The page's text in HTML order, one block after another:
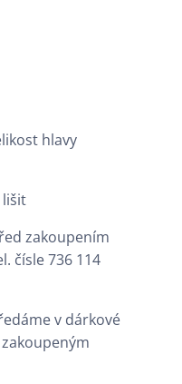
hlavy
lišit
zakoupením
čísle 736 114
v dárkové